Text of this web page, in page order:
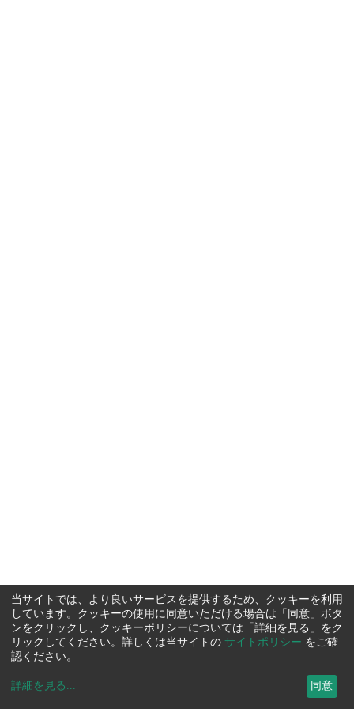
当サイトでは、より良いサービスを提供するため、クッキーを利用
しています。クッキーの使用に同意いただける場合は「同意」ボタ
ンをクリックし、クッキーポリシーについては「詳細を見る」をク
リックしてください。詳しくは当サイトの サイトポリシー をご確
認ください。
詳細を見る ... 同意